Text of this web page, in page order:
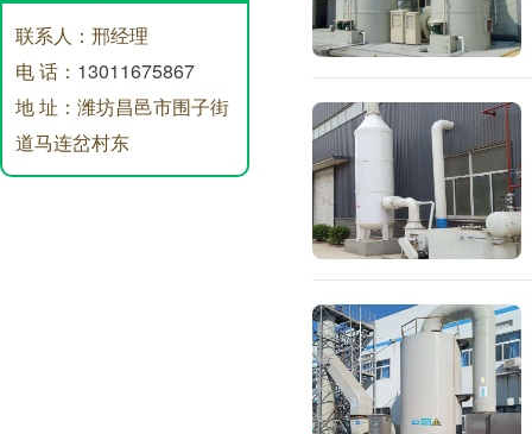
联系人：邢经理
电 话： 13011675867
地 址：潍坊昌邑市围子街
道马连岔村东